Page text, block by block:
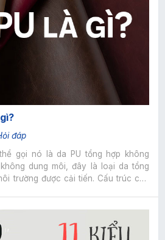
đáp
gọi nó là da PU tổng hợp không
dung môi, đây là loại da tổng
trường được cải tiến. Cấu trúc của